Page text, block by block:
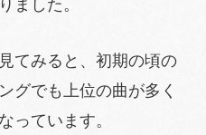
ました。
てみると、初期の頃の
グでも上位の曲が多く
っています。